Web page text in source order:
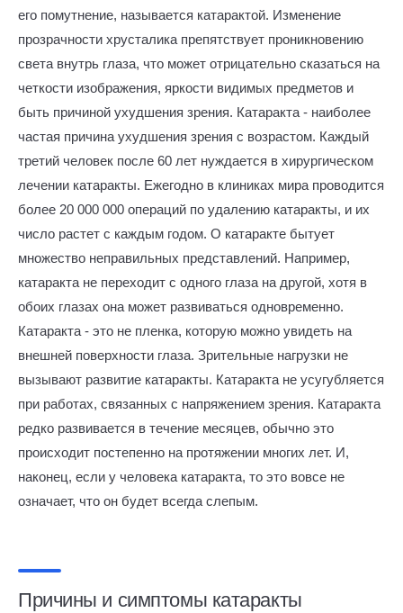
его помутнение, называется катарактой. Изменение
прозрачности хрусталика препятствует проникновению
света внутрь глаза, что может отрицательно сказаться на
четкости изображения, яркости видимых предметов и
быть причиной ухудшения зрения. Катаракта - наиболее
частая причина ухудшения зрения с возрастом. Каждый
третий человек после 60 лет нуждается в хирургическом
лечении катаракты. Ежегодно в клиниках мира проводится
более 20 000 000 операций по удалению катаракты, и их
число растет с каждым годом. О катаракте бытует
множество неправильных представлений. Например,
катаракта не переходит с одного глаза на другой, хотя в
обоих глазах она может развиваться одновременно.
Катаракта - это не пленка, которую можно увидеть на
внешней поверхности глаза. Зрительные нагрузки не
вызывают развитие катаракты. Катаракта не усугубляется
при работах, связанных с напряжением зрения. Катаракта
редко развивается в течение месяцев, обычно это
происходит постепенно на протяжении многих лет. И,
наконец, если у человека катаракта, то это вовсе не
означает, что он будет всегда слепым.
Причины и симптомы катаракты